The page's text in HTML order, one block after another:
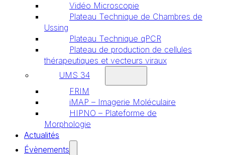
Vidéo Microscopie
Plateau Technique de Chambres de
Ussing
Plateau Technique qPCR
Plateau de production de cellules
thérapeutiques et vecteurs viraux
UMS 34
FRIM
iMAP – Imagerie Moléculaire
HIPNO – Plateforme de
Morphologie
Actualités
Évènements